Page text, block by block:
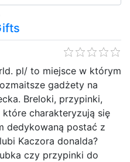
pl/ to miejsce w którym
gadżety na
Breloki, przypinki,
charakteryzują się
dedykowaną postać z
Kaczora donalda?
czy przypinki do